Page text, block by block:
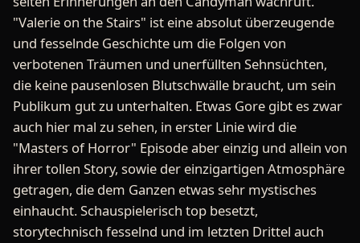
"Valerie on the Stairs" ist eine absolut überzeugende
und fesselnde Geschichte um die Folgen von
verbotenen Träumen und unerfüllten Sehnsüchten,
die keine pausenlosen Blutschwälle braucht, um sein
Publikum gut zu unterhalten. Etwas Gore gibt es zwar
auch hier mal zu sehen, in erster Linie wird die
"Masters of Horror" Episode aber einzig und allein von
ihrer tollen Story, sowie der einzigartigen Atmosphäre
getragen, die dem Ganzen etwas sehr mystisches
einhaucht. Schauspielerisch top besetzt,
storytechnisch fesselnd und im letzten Drittel auch